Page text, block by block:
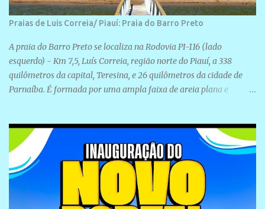
Praias de Luis Correia/ Piauí: Praia do Barro Preto
A praia do Barro Preto se localiza na Rodovia PI-116 (lado
esquerdo) - Km 7,5, Luís Correia, região norte do Piauí, a 338
quilômetros da capital, Teresina, e 26 quilômetros da cidade de
Parnaíba. É formada por uma ampla faixa de areia plana e
devido ao extensivo molhe de pedras que não chegam a 2 metros
de altura, não apresentando dunas em seu espaço geográfico. Não
se sabe ao certo porque a praia leva esse nome, e muitas das suas
historias foram esquecidas ao longo do tempo. A praia é
frequentada por moradores e turistas, em geral veranistas
piauienses e, em menor número, pessoas de estados vizinhos. O